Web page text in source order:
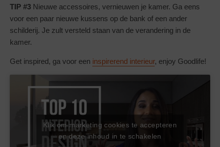
TIP #3 Nieuwe accessoires, vernieuwen je kamer. Ga eens
voor een paar nieuwe kussens op de bank of een ander
schilderij. Je zult versteld staan van de verandering in de
kamer.
Get inspired, ga voor een inspirerend interieur, enjoy Goodlife!
Klik om marketing cookies te accepteren
en deze inhoud in te schakelen